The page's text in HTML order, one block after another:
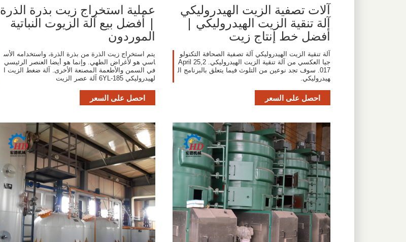
آلات تصفية الزيت الهيدروليكي
آلة تنقية الزيت الهيدروليكي |
أفضل خط إنتاج زيت
آلة تنقية الزيت الهيدروليكي آلة تصفية الصحافة التكنولو
جيا العكسي من آلة تنقية الزيت الهيدروليكي. April 25,2
017. سوف تجد نوعين من التلوث فيما يتعلق بالبرنامج ال
هيدروليكي.
احصل على السعر
عملية استخراج زيت بذرة الذرة
| أفضل بيع آلة الزيوت النباتية
الموردون
يتم استخراج زيت الذرة من بذرة الذرة، واستخدامه الأس
اسي هو لأغراض الطهي. وإنما هو أيضا العنصر الرئيسي
في السمن والأطعمة المصنعة الأخرى. آلة ضغط الزيت ا
لهيدروليكي 6YL-185 آلة عصر الزيت
احصل على السعر